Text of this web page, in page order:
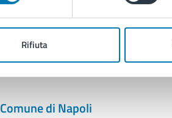
Rifiuta
Segnala disservizio
Comune di Napoli